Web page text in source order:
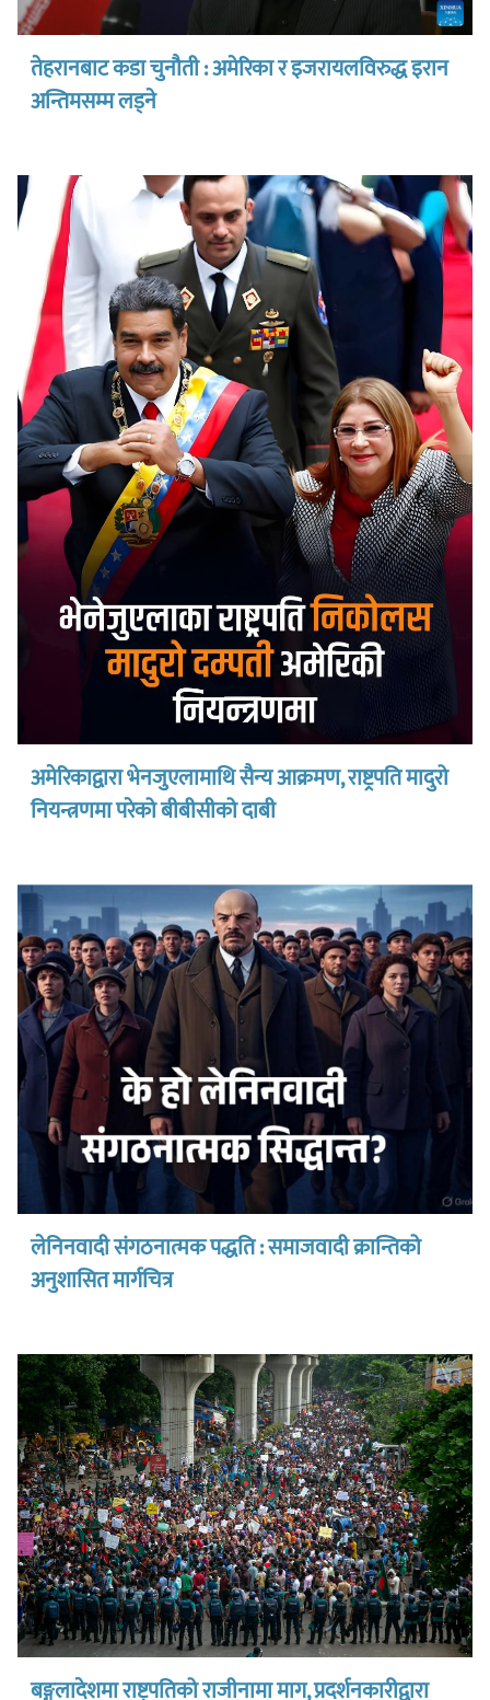
तेहरानबाट कडा चुनौती : अमेरिका र इजरायलविरुद्ध इरान
अन्तिमसम्म लड्ने
अमेरिकाद्वारा भेनजुएलामाथि सैन्य आक्रमण, राष्ट्रपति मादुरो
नियन्त्रणमा परेको बीबीसीको दाबी
लेनिनवादी संगठनात्मक पद्धति : समाजवादी क्रान्तिको
अनुशासित मार्गचित्र
बङ्गलादेशमा राष्ट्रपतिको राजीनामा माग, प्रदर्शनकारीद्वारा